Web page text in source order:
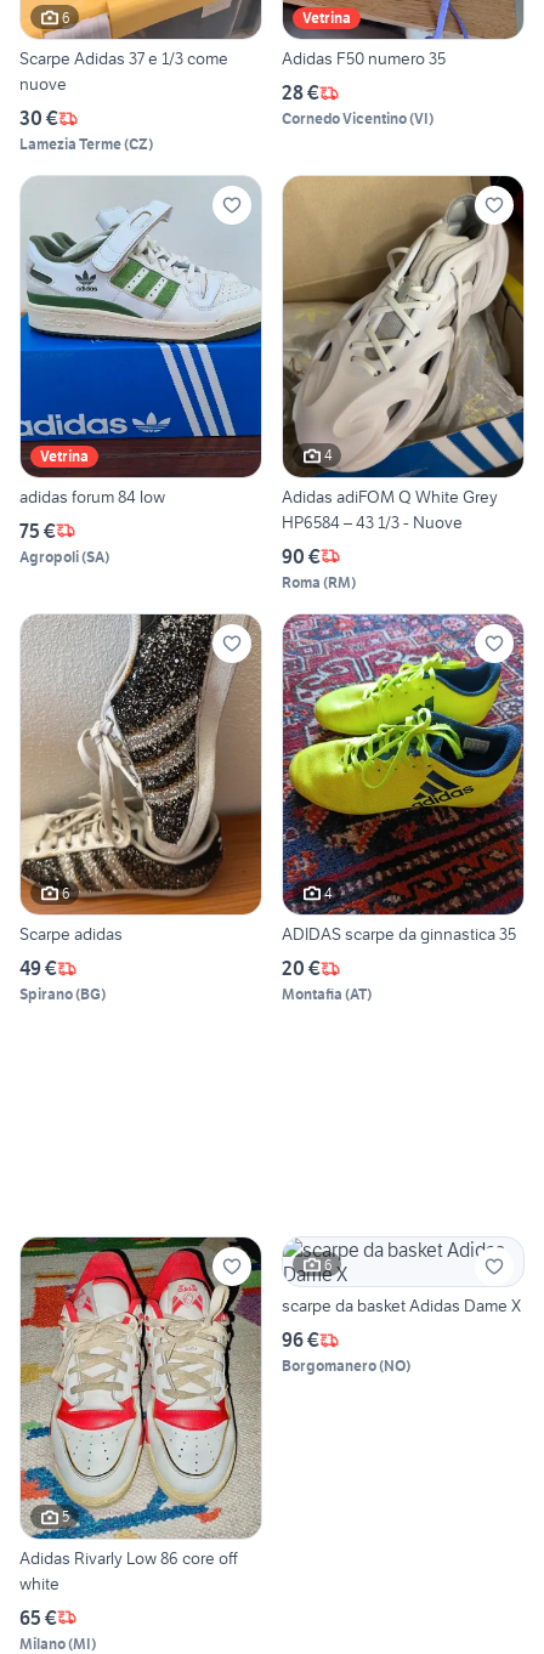
6
Scarpe Adidas 37 e 1/3 come
nuove
30 €
Lamezia Terme(CZ)
Vetrina
Adidas F50 numero 35
28 €
Cornedo Vicentino(VI)
Vetrina
adidas forum 84 low
75 €
Agropoli(SA)
4
Adidas adiFOM Q White Grey
HP6584 – 43 1/3 - Nuove
90 €
Roma (RM)
6
Scarpe adidas
49 €
Spirano(BG)
4
ADIDAS scarpe da ginnastica 35
20 €
Montafia (AT)
5
Adidas Rivarly Low 86 core off
white
65 €
Milano(MI)
6
scarpe da basket Adidas Dame X
96 €
Borgomanero(NO)